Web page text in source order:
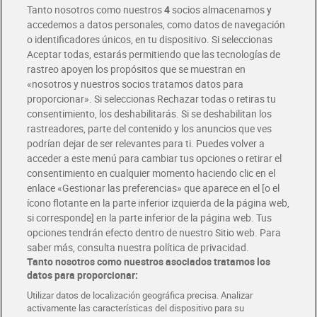
Envío gratis por compras superiores a 100€
Envío estandar por 4,99€
Glovo y Uber Eats
Solicita tu factura de Glovo o Uber Eats
Únete al CLUB Dia
Disfruta las ventajas y ofertas exclusivas.
Descárgate la APP Dia
Folletos y Tiendas
Descubre las mejores ofertas y busca tu tienda más cercana
Tarjeta MaX Dia
Te devuelve hasta 8€/mes de tus compras.
¡Solicita tu tarjeta de crédito aquí!
COMER MEJOR CADA DIA
Tanto nosotros como nuestros4socios almacenamos y
accedemos a datos personales, como datos de navegación
o identificadores únicos, en tu dispositivo. Si seleccionas
Aceptar todas, estarás permitiendo que las tecnologías de
rastreo apoyen los propósitos que se muestran en
«nosotros y nuestros socios tratamos datos para
proporcionar». Si seleccionas Rechazar todas o retiras tu
consentimiento, los deshabilitarás. Si se deshabilitan los
rastreadores, parte del contenido y los anuncios que ves
podrían dejar de ser relevantes para ti. Puedes volver a
acceder a este menú para cambiar tus opciones o retirar el
consentimiento en cualquier momento haciendo clic en el
enlace «Gestionar las preferencias» que aparece en el [o el
ícono flotante en la parte inferior izquierda de la página web,
si corresponde] en la parte inferior de la página web. Tus
opciones tendrán efecto dentro de nuestro Sitio web. Para
saber más, consulta nuestra política de privacidad.
Tanto nosotros como nuestros asociados tratamos los
datos para proporcionar:
Utilizar datos de localización geográfica precisa. Analizar
activamente las características del dispositivo para su